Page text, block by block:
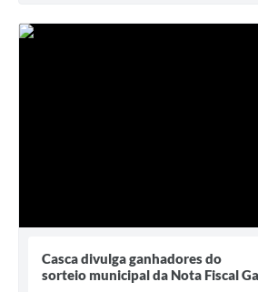
Casca divulga ganhadores do
sorteio municipal da Nota Fiscal